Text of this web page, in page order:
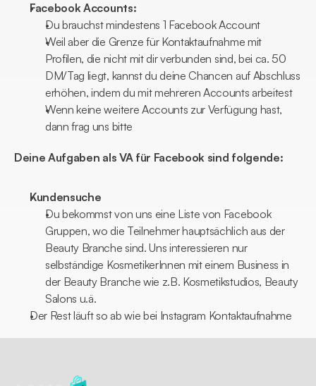
Facebook Accounts:
Du brauchst mindestens 1 Facebook Account
Weil aber die Grenze für Kontaktaufnahme mit
Profilen, die nicht mit dir verbunden sind, bei ca. 50
DM/Tag liegt, kannst du deine Chancen auf Abschluss
erhöhen, indem du mit mehreren Accounts arbeitest
Wenn keine weitere Accounts zur Verfügung hast,
dann frag uns bitte
Deine Aufgaben als VA für Facebook sind folgende:
Kundensuche
Du bekommst von uns eine Liste von Facebook
Gruppen, wo die Teilnehmer hauptsächlich aus der
Beauty Branche sind. Uns interessieren nur
selbständige KosmetikerInnen mit einem Business in
der Beauty Branche wie z.B. Kosmetikstudios, Beauty
Salons u.ä.
Der Rest läuft so ab wie bei Instagram Kontaktaufnahme